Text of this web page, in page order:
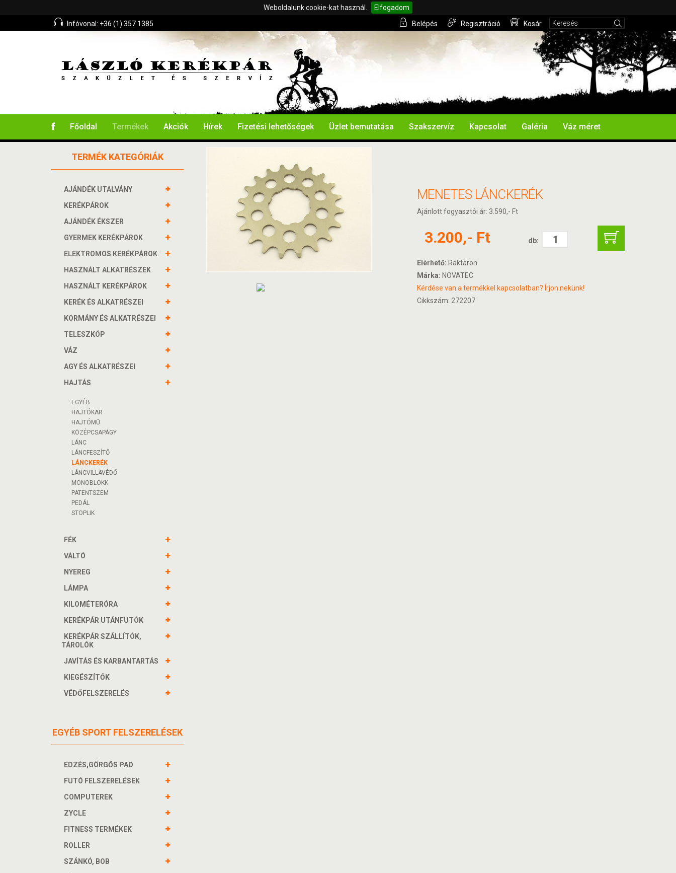
Weboldalunk cookie-kat használ.
Elfogadom
Infóvonal: +36 (1) 357 1385
Belépés Regisztráció Kosár
Főoldal Termékek Akciók Hírek Fizetési lehetőségek Üzlet bemutatása Szakszervíz Kapcsolat Galéria Váz méret
MENETES LÁNCKERÉK
Ajánlott fogyasztói ár: 3.590,- Ft
3.200,- Ft db:
Elérhető: Raktáron
Márka: NOVATEC
Kérdése van a termékkel kapcsolatban? Írjon nekünk!
Cikkszám: 272207
TERMÉK KATEGÓRIÁK
AJÁNDÉK UTALVÁNY
KERÉKPÁROK
AJÁNDÉK ÉKSZER
GYERMEK KERÉKPÁROK
ELEKTROMOS KERÉKPÁROK
HASZNÁLT ALKATRÉSZEK
HASZNÁLT KERÉKPÁROK
KERÉK ÉS ALKATRÉSZEI
KORMÁNY ÉS ALKATRÉSZEI
TELESZKÓP
VÁZ
AGY ÉS ALKATRÉSZEI
HAJTÁS
EGYÉB
HAJTÓKAR
HAJTÓMŰ
KÖZÉPCSAPÁGY
LÁNC
LÁNCFESZÍTŐ
LÁNCKERÉK
LÁNCVILLAVÉDŐ
MONOBLOKK
PATENTSZEM
PEDÁL
STOPLIK
FÉK
VÁLTÓ
NYEREG
LÁMPA
KILOMÉTERÓRA
KERÉKPÁR UTÁNFUTÓK
KERÉKPÁR SZÁLLÍTÓK,
TÁROLÓK
JAVÍTÁS ÉS KARBANTARTÁS
KIEGÉSZÍTŐK
VÉDŐFELSZERELÉS
EGYÉB SPORT FELSZERELÉSEK
EDZÉS,GÖRGŐS PAD
FUTÓ FELSZERELÉSEK
COMPUTEREK
ZYCLE
FITNESS TERMÉKEK
ROLLER
SZÁNKÓ, BOB